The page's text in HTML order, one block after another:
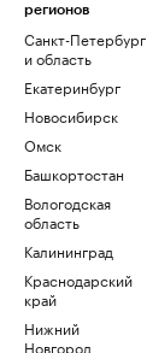
регионов
Санкт-Петербург
и область
Екатеринбург
Новосибирск
Омск
Башкортостан
Вологодская
область
Калининград
Краснодарский
край
Нижний
Новгород